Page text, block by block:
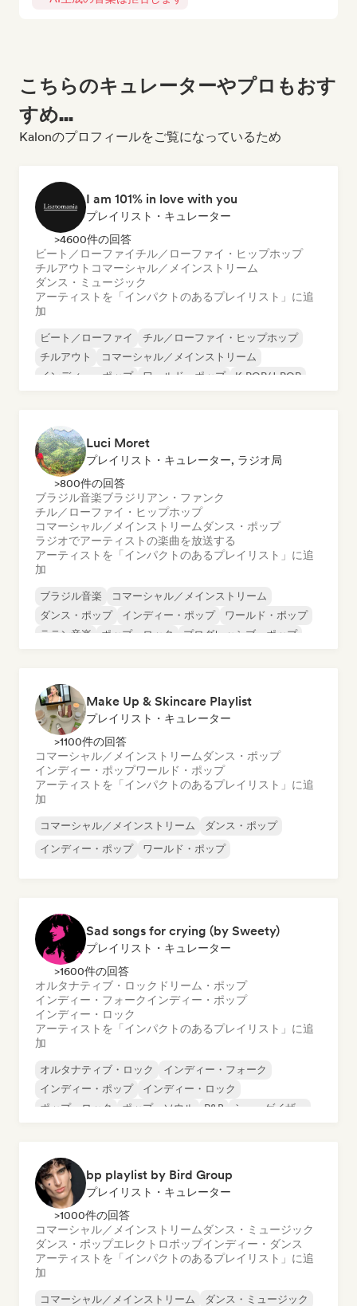
こちらのキュレーターやプロもおす
すめ...
Kalonのプロフィールをご覧になっているため
I am 101% in love with you
プレイリスト・キュレーター
>4600件の回答
ビート／ローファイチル／ローファイ・ヒップホップ
チルアウト コマーシャル／メインストリーム
ダンス・ミュージック
アーティストを「インパクトのあるプレイリスト」に追
加
ビート／ローファイ
チル／ローファイ・ヒップホップ
チルアウト
コマーシャル／メインストリーム
インディー・ポップ
ワールド・ポップ
K-POP/J-POP
Luci Moret
プレイリスト・キュレーター, ラジオ局
>800件の回答
ブラジル音楽ブラジリアン・ファンク
チル／ローファイ・ヒップホップ
コマーシャル／メインストリーム ダンス・ポップ
ラジオでアーティストの楽曲を放送する
アーティストを「インパクトのあるプレイリスト」に追
加
ブラジル音楽
コマーシャル／メインストリーム
ダンス・ポップ
インディー・ポップ
ワールド・ポップ
ラテン音楽
ポップ・ロック プログレッシブ・ポップ
Make Up & Skincare Playlist
プレイリスト・キュレーター
>1100件の回答
コマーシャル／メインストリーム ダンス・ポップ
インディー・ポップワールド・ポップ
アーティストを「インパクトのあるプレイリスト」に追
加
コマーシャル／メインストリーム
ダンス・ポップ
インディー・ポップ
ワールド・ポップ
Sad songs for crying (by Sweety)
プレイリスト・キュレーター
>1600件の回答
オルタナティブ・ロック ドリーム・ポップ
インディー・フォークインディー・ポップ
インディー・ロック
アーティストを「インパクトのあるプレイリスト」に追
加
オルタナティブ・ロック
インディー・フォーク
インディー・ポップ
インディー・ロック
ポップ・ロック
ポップ・ソウル R&B シューゲイザー
bp playlist by Bird Group
プレイリスト・キュレーター
>1000件の回答
コマーシャル／メインストリーム ダンス・ミュージック
ダンス・ポップエレクトロポップインディー・ダンス
アーティストを「インパクトのあるプレイリスト」に追
加
コマーシャル／メインストリーム
ダンス・ミュージック